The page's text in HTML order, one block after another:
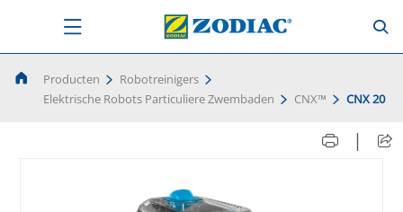
Producten
Robotreinigers
Elektrische Robots Particuliere Zwembaden
CNX™ CNX 20
|